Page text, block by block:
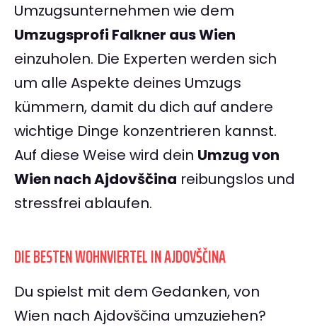
Umzugsunternehmen wie dem
Umzugsprofi Falkner aus Wien
einzuholen. Die Experten werden sich
um alle Aspekte deines Umzugs
kümmern, damit du dich auf andere
wichtige Dinge konzentrieren kannst.
Auf diese Weise wird dein Umzug von
Wien nach Ajdovščina reibungslos und
stressfrei ablaufen.
DIE BESTEN WOHNVIERTEL IN AJDOVŠČINA
Du spielst mit dem Gedanken, von
Wien nach Ajdovščina umzuziehen?